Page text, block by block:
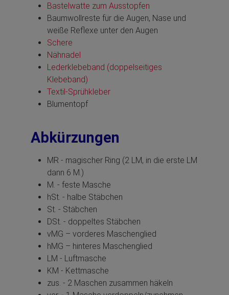
Bastelwatte zum Ausstopfen
Baumwollreste für die Augen, Nase und
weiße Reflexe unter den Augen
Schere
Nähnadel
Lederklebeband (doppelseitiges
Klebeband)
Textil-Sprühkleber
Blumentopf
Abkürzungen
MR - magischer Ring (2 LM, in die erste LM
dann 6 M.)
M. - feste Masche
hSt. - halbe Stäbchen
St. - Stäbchen
DSt. - doppeltes Stäbchen
vMG – vorderes Maschenglied
hMG – hinteres Maschenglied
LM - Luftmasche
KM - Kettmasche
zus. - 2 Maschen zusammen häkeln